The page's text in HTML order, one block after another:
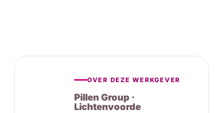
OVER DEZE WERKGEVER
Pillen Group ·
Lichtenvoorde